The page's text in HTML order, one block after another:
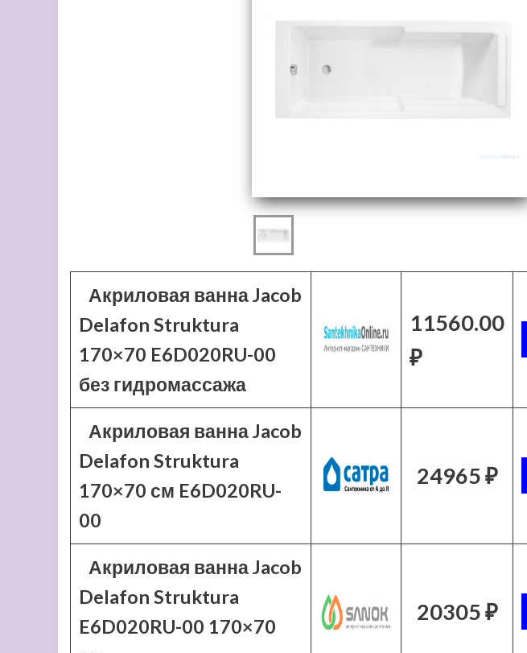
Акриловая ванна Jacob
Delafon Struktura
170×70 E6D020RU-00
без гидромассажа
11560.00
₽
Акриловая ванна Jacob
Delafon Struktura
170×70 см E6D020RU-
00
24965 ₽
Акриловая ванна Jacob
Delafon Struktura
E6D020RU-00 170×70
20305 ₽